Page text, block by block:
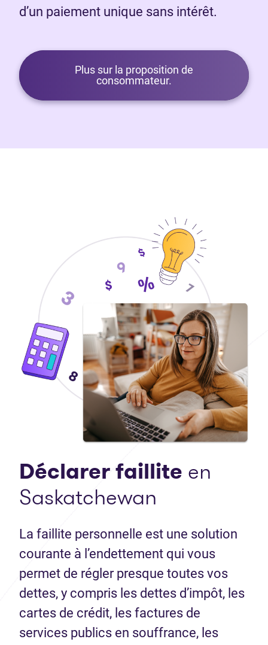
d’un paiement unique sans intérêt.
Plus sur la proposition de
consommateur.
Déclarer faillite en
Saskatchewan
La faillite personnelle est une solution
courante à l’endettement qui vous
permet de régler presque toutes vos
dettes, y compris les dettes d’impôt, les
cartes de crédit, les factures de
services publics en souffrance, les